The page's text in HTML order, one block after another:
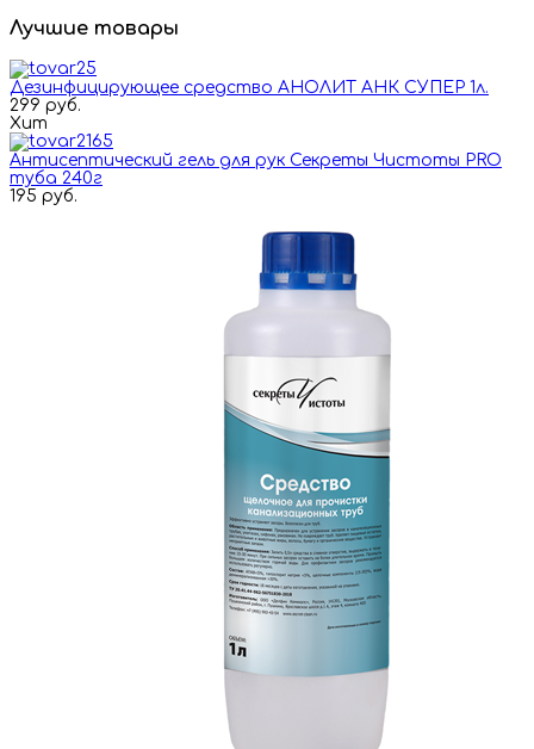
Лучшие товары
Дезинфицирующее средство АНОЛИТ АНК СУПЕР 1л.
299 руб.
Хит
Антисептический гель для рук Секреты Чистоты PRO
туба 240г
195 руб.